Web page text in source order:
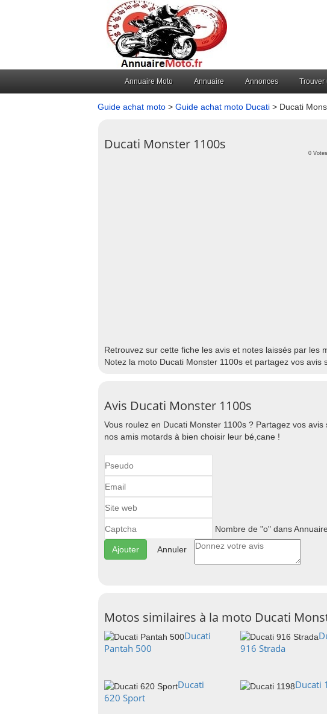
Annuaire Moto Annuaire Annonces Trouver
Guide achat moto > Guide achat moto Ducati > Ducati
Ducati Monster 1100s
0 Votes
Retrouvez sur cette fiche les avis et notes laissés par les
Notez la moto Ducati Monster 1100s et partagez vos avis
Avis Ducati Monster 1100s
Vous roulez en Ducati Monster 1100s ? Partagez vos
nos amis motards à bien choisir leur bé,cane !
Nombre de "o" dans
Annuler
Motos similaires à la moto Ducati
Ducati
Pantah 500
916 Strada
Ducati
620 Sport
Ducati